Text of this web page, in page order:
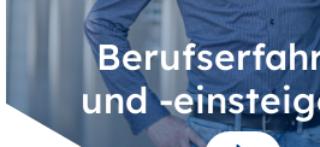
und -